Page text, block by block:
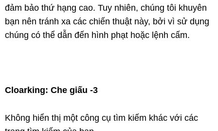
đảm bảo thứ hạng cao. Tuy nhiên, chúng tôi khuyên
bạn nên tránh xa các chiến thuật này, bởi vì sử dụng
chúng có thể dẫn đến hình phạt hoặc lệnh cấm.
Cloarking: Che giấu -3
Không hiển thị một công cụ tìm kiếm khác với các